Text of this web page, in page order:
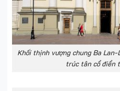
Khối thịnh vượng chung Ba
trúc tân cổ điển